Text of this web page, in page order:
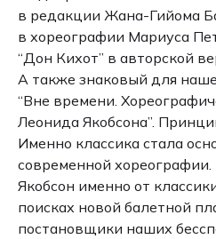
в редакции Жана-Гийома
в хореографии Мариуса
“Дон Кихот” в авторской
А также знаковый для
“Вне времени.
Леонида Якобсона”.
Именно классика стала
современной
Якобсон именно от
поисках новой балетной
постановщики наших